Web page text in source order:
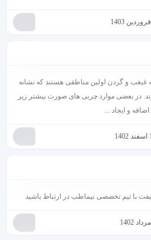
و گردن اولین مناطقی هستند که نشانه
در بعضی موارد چربی های صورت بیشتر زیر
و ایجاد ...
با تیم تخصصی نیماطب در ارتباط باشید